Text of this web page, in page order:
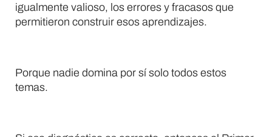
igualmente valioso, los errores y fracasos que
permitieron construir esos aprendizajes.
Porque nadie domina por sí solo todos estos
temas.